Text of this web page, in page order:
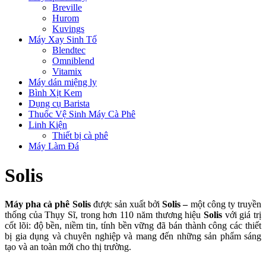
Breville
Hurom
Kuvings
Máy Xay Sinh Tố
Blendtec
Omniblend
Vitamix
Máy dán miệng ly
Bình Xịt Kem
Dụng cụ Barista
Thuốc Vệ Sinh Máy Cà Phê
Linh Kiện
Thiết bị cà phê
Máy Làm Đá
Solis
Máy pha cà phê Solis được sản xuất bởiSolis –một công ty truyền
thống của Thụy Sĩ, trong hơn 110 năm thương hiệu Solisvới giá trị
cốt lõi: độ bền, niềm tin, tính bền vững đã bán thành công các thiết
bị gia dụng và chuyên nghiệp và mang đến những sản phẩm sáng
tạo và an toàn mới cho thị trường.